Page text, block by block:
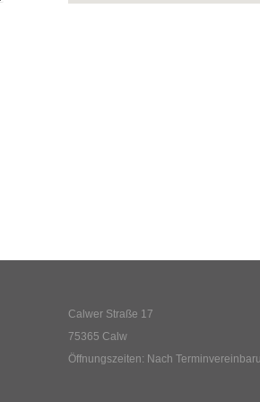
Calwer Straße 17
75365 Calw
Öffnungszeiten: Nach